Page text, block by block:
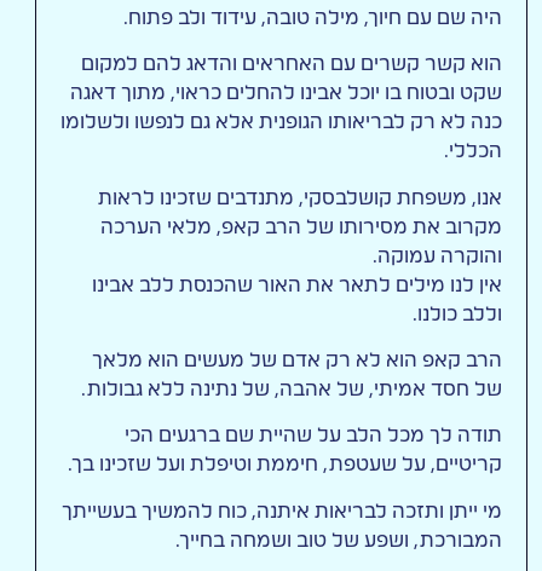
היה שם עם חיוך, מילה טובה, עידוד ולב פתוח.
הוא קשר קשרים עם האחראים והדאג להם למקום
שקט ובטוח בו יוכל אבינו להחלים כראוי, מתוך דאגה
כנה לא רק לבריאותו הגופנית אלא גם לנפשו ולשלומו
הכללי.
אנו, משפחת קושלבסקי, מתנדבים שזכינו לראות
מקרוב את מסירותו של הרב קאפ, מלאי הערכה
והוקרה עמוקה.
אין לנו מילים לתאר את האור שהכנסת ללב אבינו
וללב כולנו.
הרב קאפ הוא לא רק אדם של מעשים הוא מלאך
של חסד אמיתי, של אהבה, של נתינה ללא גבולות.
תודה לך מכל הלב על שהיית שם ברגעים הכי
קריטיים, על שעטפת, חיממת וטיפלת ועל שזכינו בך.
מי ייתן ותזכה לבריאות איתנה, כוח להמשיך בעשייתך
המבורכת, ושפע של טוב ושמחה בחייך.